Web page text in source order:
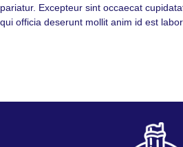
pariatur. Excepteur sint occaecat
qui officia deserunt mollit anim id est